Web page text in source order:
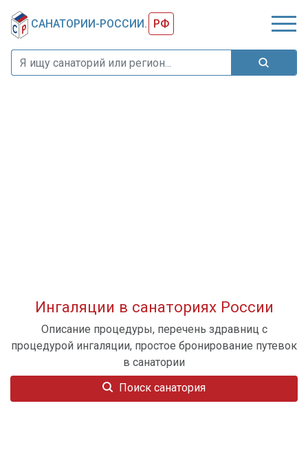
САНАТОРИИ-РОССИИ. РФ
Ингаляции в санаториях России
Описание процедуры, перечень здравниц с
процедурой ингаляции, простое бронирование путевок
в санатории
Поиск санатория